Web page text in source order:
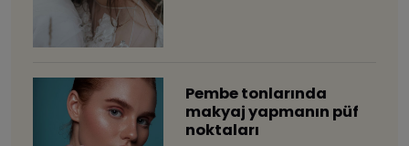
Pembe tonlarında
makyaj yapmanın püf
noktaları